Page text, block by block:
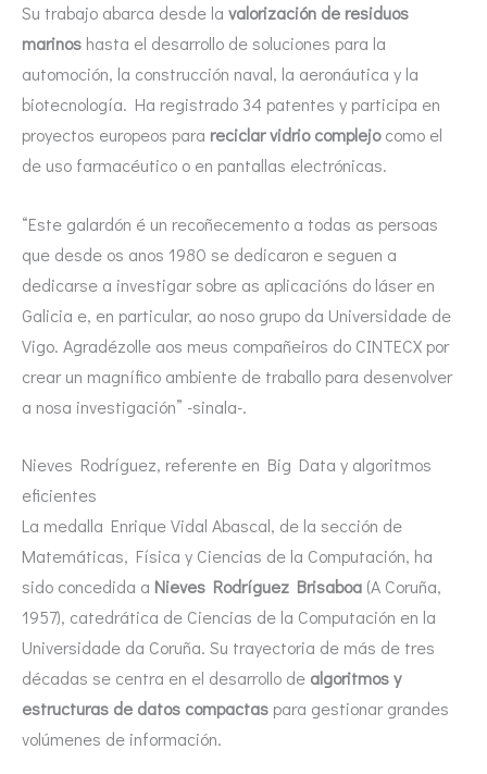
Su trabajo abarca desde la valorización de residuos
marinos hasta el desarrollo de soluciones para la
automoción, la construcción naval, la aeronáutica y la
biotecnología. Ha registrado 34 patentes y participa en
proyectos europeos para reciclar vidrio complejocomo el
de uso farmacéutico o en pantallas electrónicas.
“Este galardón é un recoñecemento a todas as persoas
que desde os anos 1980 se dedicaron e seguen a
dedicarse a investigar sobre as aplicacións do láser en
Galicia e, en particular, ao noso grupo da Universidade de
Vigo. Agradézolle aos meus compañeiros do CINTECX por
crear un magnífico ambiente de traballo para desenvolver
a nosa investigación” -sinala-.
Nieves Rodríguez, referente en Big Data y algoritmos
eficientes
La medalla Enrique Vidal Abascal, de la sección de
Matemáticas, Física y Ciencias de la Computación, ha
sido concedida a Nieves Rodríguez Brisaboa (A Coruña,
1957), catedrática de Ciencias de la Computación en la
Universidade da Coruña. Su trayectoria de más de tres
décadas se centra en el desarrollo de algoritmos y
estructuras de datos compactas para gestionar grandes
volúmenes de información.